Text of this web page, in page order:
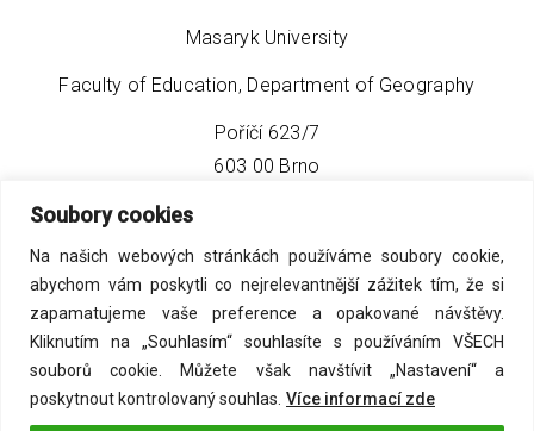
Soubory cookies
Na našich webových stránkách používáme soubory cookie,
abychom vám poskytli co nejrelevantnější zážitek tím, že si
zapamatujeme vaše preference a opakované návštěvy.
Kliknutím na „Souhlasím“ souhlasíte s používáním VŠECH
souborů cookie. Můžete však navštívit „Nastavení“ a
poskytnout kontrolovaný souhlas. Více informací zde
Masaryk University
Faculty of Education, Department of Geography
Poříčí 623/7
603 00 Brno
phone:
email:info@geo4tea.com